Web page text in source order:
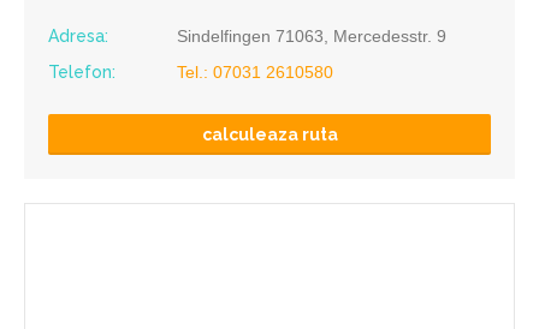
Adresa:
Sindelfingen 71063, Mercedesstr. 9
Telefon:
Tel.: 07031 2610580
calculeaza ruta